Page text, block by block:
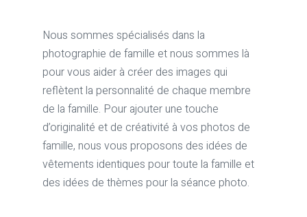
Nous sommes spécialisés dans la
photographie de famille et nous sommes là
pour vous aider à créer des images qui
reflètent la personnalité de chaque membre
de la famille. Pour ajouter une touche
d’originalité et de créativité à vos photos de
famille, nous vous proposons des idées de
vêtements identiques pour toute la famille et
des idées de thèmes pour la séance photo.